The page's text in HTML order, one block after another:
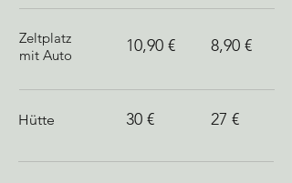
Zeltplatz
mit Auto
10,90 € 8,90 €
Hütte 30 € 27 €